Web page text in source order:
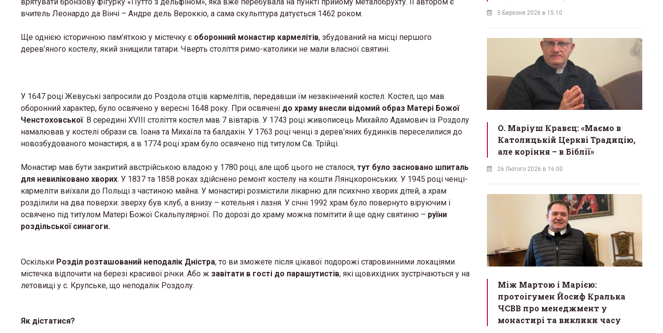
вчитель Леонардо да Вінчі – Андре дель Вероккіо, а сама скульптура датується 1462 роком.
Ще однією історичною пам’яткою у містечку є оборонний монастир кармелітів, збудований на місці першого
дерев’яного костелу, який знищили татари. Чверть століття римо-католики не мали власної святині.
У 1647 році Жевуські запросили до Роздола отців кармелітів, передавши їм незакінчений костел. Костел, що мав
оборонний характер, було освячено у вересні 1648 року. При освячені до храму внесли відомий образ Матері Божої
Ченстоховської. В середині XVIII століття костел мав 7 вівтарів. У 1743 році живописець Михайло Адамович із Роздолу
намалював у костелі образи св. Іоана та Михаїла та балдахін. У 1763 році ченці з дерев’яних будинків переселилися до
новозбудованого монастиря, а в 1774 році храм було освячено під титулом Св. Трійці.
Монастир мав бути закритий австрійською владою у 1780 році, але щоб цього не сталося, тут було засновано шпиталь
для невиліковано хворих. У 1837 та 1858 роках здійснено ремонт костелу на кошти Лянцкоронських. У 1945 році ченці-
кармеліти виїхали до Польщі з частиною майна. У монастирі розмістили лікарню для психічно хворих дітей, а храм
розділили на два поверхи: зверху був клуб, а внизу – котельня і лазня. У січні 1992 храм було повернуто віруючим і
освячено під титулом Матері Божої Скальпулярної. По дорозі до храму можна помітити й ще одну святиню – руїни
роздільської синагоги.
Оскільки Розділ розташований неподалік Дністра, то ви зможете після цікавої подорожі старовинними локаціями
містечка відпочити на березі красивої річки. Або ж завітати в гості до парашутистів, які щовихідних зустрічаються у на
летовищі у с. Крупське, що неподалік Роздолу.
Як дістатися?
5 Березня 2026 в 15:10
О. Маріуш Кравєц: «Маємо в
Католицькій Церкві Традицію,
але коріння – в Біблії»
26 Лютого 2026 в 16:00
Між Мартою і Марією:
протоігумен Йосиф Кралька
ЧСВВ про менеджмент у
монастирі та виклики часу